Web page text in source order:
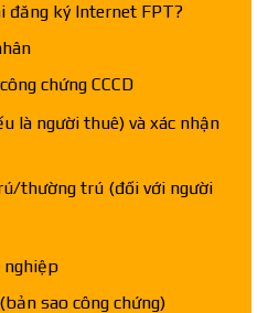
đăng ký Internet FPT?
chứng CCCD
là người thuê) và xác nhận
thường trú (đối với người
nghiệp
sao công chứng)